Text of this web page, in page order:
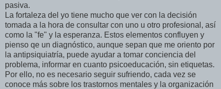
pasiva.
La fortaleza del yo tiene mucho que ver con la decisión
tomada a la hora de consultar con uno u otro profesional, así
como la "fe" y la esperanza. Estos elementos confluyen y
pienso qe un diagnóstico, aunque sepan que me oriento por
la antipsiquiatría, puede ayudar a tomar conciencia del
problema, informar en cuanto psicoeducación, sin etiquetas.
Por ello, no es necesario seguir sufriendo, cada vez se
conoce más sobre los trastornos mentales y la organización